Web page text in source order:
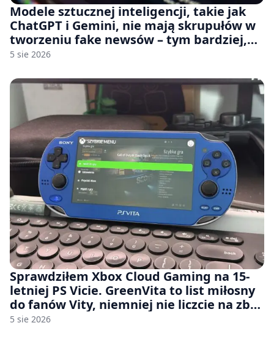
Modele sztucznej inteligencji, takie jak
ChatGPT i Gemini, nie mają skrupułów w
tworzeniu fake newsów – tym bardziej,
jeśli rozmawiasz z nimi po polsku
5 sie 2026
Sprawdziłem Xbox Cloud Gaming na 15-
letniej PS Vicie. GreenVita to list miłosny
do fanów Vity, niemniej nie liczcie na zbyt
wiele [FELIETON]
5 sie 2026